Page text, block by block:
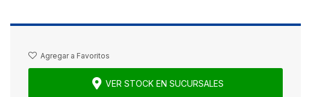
VER STOCK EN SUCURSALES